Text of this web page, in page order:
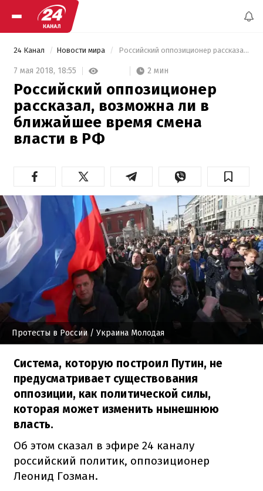
24 Канал Новости мира Российский оппозиционер рассказал, возможна ли в ближайшее время смена власти в РФ
7 мая 2018, 18:55 2 мин
Российский оппозиционер
рассказал, возможна ли в
ближайшее время смена
власти в РФ
Протесты в России/ Украина Молодая
Система, которую построил Путин, не
предусматривает существования
оппозиции, как политической силы,
которая может изменить нынешнюю
власть.
Об этом сказал в эфире 24 каналу
российский политик, оппозиционер
Леонид Гозман.